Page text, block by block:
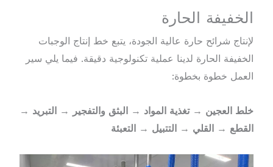
الخفيفة الحارة
لإنتاج شرائح حارة عالية الجودة، يتبع خط إنتاج الوجبات
الخفيفة الحارة لدينا عملية تكنولوجية دقيقة. فيما يلي سير
العمل خطوة بخطوة:
خلط العجين →تغذية المواد → البثق والتفجير → التبريد →
القطع → القلي → التتبيل → التعبئة